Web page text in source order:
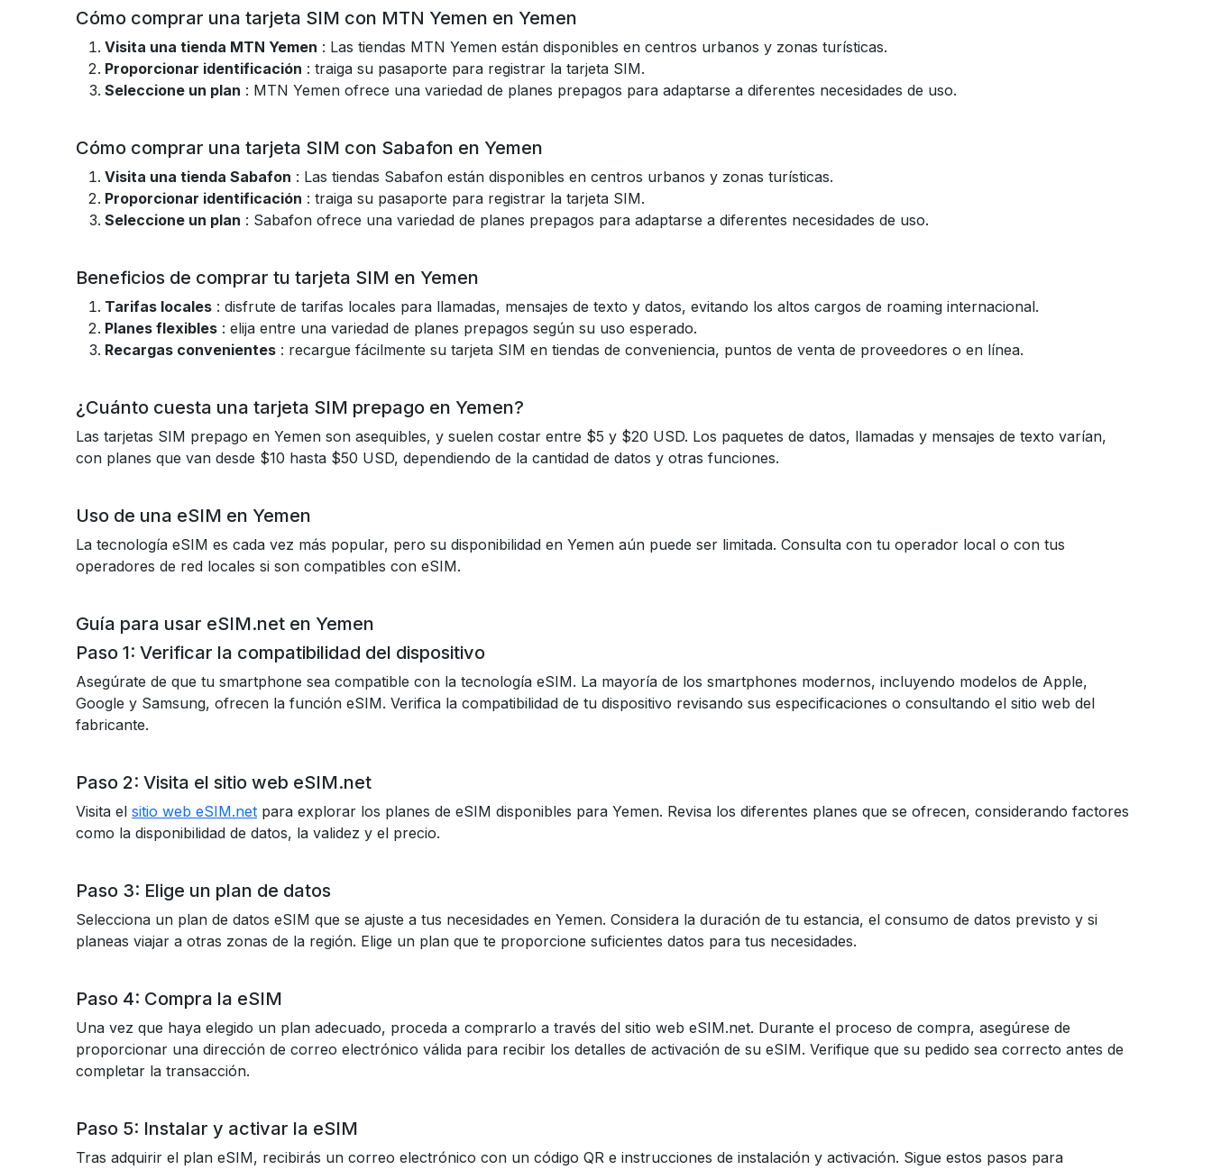
Cómo comprar una tarjeta SIM con MTN Yemen en Yemen
Visita una tienda MTN Yemen : Las tiendas MTN Yemen están disponibles en centros urbanos y zonas turísticas.
Proporcionar identificación : traiga su pasaporte para registrar la tarjeta SIM.
Seleccione un plan : MTN Yemen ofrece una variedad de planes prepagos para adaptarse a diferentes necesidades de uso.
Cómo comprar una tarjeta SIM con Sabafon en Yemen
Visita una tienda Sabafon : Las tiendas Sabafon están disponibles en centros urbanos y zonas turísticas.
Proporcionar identificación : traiga su pasaporte para registrar la tarjeta SIM.
Seleccione un plan : Sabafon ofrece una variedad de planes prepagos para adaptarse a diferentes necesidades de uso.
Beneficios de comprar tu tarjeta SIM en Yemen
Tarifas locales : disfrute de tarifas locales para llamadas, mensajes de texto y datos, evitando los altos cargos de roaming internacional.
Planes flexibles : elija entre una variedad de planes prepagos según su uso esperado.
Recargas convenientes : recargue fácilmente su tarjeta SIM en tiendas de conveniencia, puntos de venta de proveedores o en línea.
¿Cuánto cuesta una tarjeta SIM prepago en Yemen?
Las tarjetas SIM prepago en Yemen son asequibles, y suelen costar entre $5 y $20 USD. Los paquetes de datos, llamadas y mensajes de texto varían,
con planes que van desde $10 hasta $50 USD, dependiendo de la cantidad de datos y otras funciones.
Uso de una eSIM en Yemen
La tecnología eSIM es cada vez más popular, pero su disponibilidad en Yemen aún puede ser limitada. Consulta con tu operador local o con tus
operadores de red locales si son compatibles con eSIM.
Guía para usar eSIM.net en Yemen
Paso 1: Verificar la compatibilidad del dispositivo
Asegúrate de que tu smartphone sea compatible con la tecnología eSIM. La mayoría de los smartphones modernos, incluyendo modelos de Apple,
Google y Samsung, ofrecen la función eSIM. Verifica la compatibilidad de tu dispositivo revisando sus especificaciones o consultando el sitio web del
fabricante.
Paso 2: Visita el sitio web eSIM.net
Visita el sitio web eSIM.net para explorar los planes de eSIM disponibles para Yemen. Revisa los diferentes planes que se ofrecen, considerando factores
como la disponibilidad de datos, la validez y el precio.
Paso 3: Elige un plan de datos
Selecciona un plan de datos eSIM que se ajuste a tus necesidades en Yemen. Considera la duración de tu estancia, el consumo de datos previsto y si
planeas viajar a otras zonas de la región. Elige un plan que te proporcione suficientes datos para tus necesidades.
Paso 4: Compra la eSIM
Una vez que haya elegido un plan adecuado, proceda a comprarlo a través del sitio web eSIM.net. Durante el proceso de compra, asegúrese de
proporcionar una dirección de correo electrónico válida para recibir los detalles de activación de su eSIM. Verifique que su pedido sea correcto antes de
completar la transacción.
Paso 5: Instalar y activar la eSIM
Tras adquirir el plan eSIM, recibirás un correo electrónico con un código QR e instrucciones de instalación y activación. Sigue estos pasos para